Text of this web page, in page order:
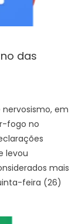
das
em
fogo no
levou
mais
feira (26)